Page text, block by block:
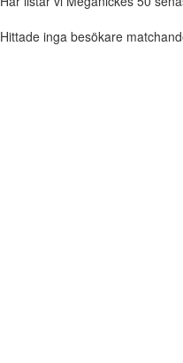
Hittade inga besökare